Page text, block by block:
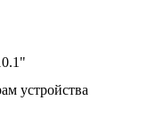
устройства